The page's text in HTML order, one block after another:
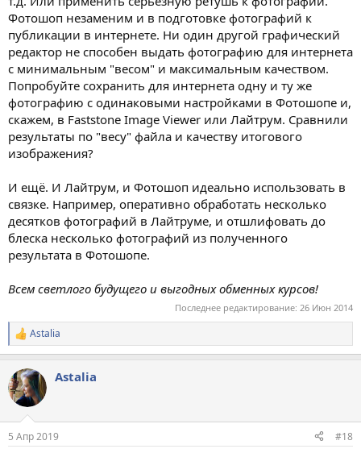
Фотошоп незаменим и в подготовке фотографий к
публикации в интернете. Ни один другой графический
редактор не способен выдать фотографию для интернета
с минимальным "весом" и максимальным качеством.
Попробуйте сохранить для интернета одну и ту же
фотографию с одинаковыми настройками в Фотошопе и,
скажем, в Faststone Image Viewer или Лайтрум. Сравнили
результаты по "весу" файла и качеству итогового
изображения?
И ещё. И Лайтрум, и Фотошоп идеально использовать в
связке. Например, оперативно обработать несколько
десятков фотографий в Лайтруме, и отшлифовать до
блеска несколько фотографий из полученного
результата в Фотошопе.
Всем светлого будущего и выгодных обменных курсов!
Последнее редактирование: 26 Июн 2014
Р
е
к
ц
и
Astalia
Astalia
5 Апр 2019 #18